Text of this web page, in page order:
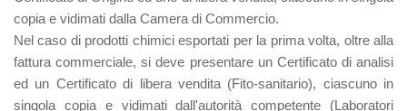
copia e vidimati dalla Camera di Commercio.
Nel caso di prodotti chimici esportati per la prima volta, oltre alla
fattura commerciale, si deve presentare un Certificato di analisi
ed un Certificato di libera vendita (Fito-sanitario), ciascuno in
singola copia e vidimati dall'autorità competente (Laboratori